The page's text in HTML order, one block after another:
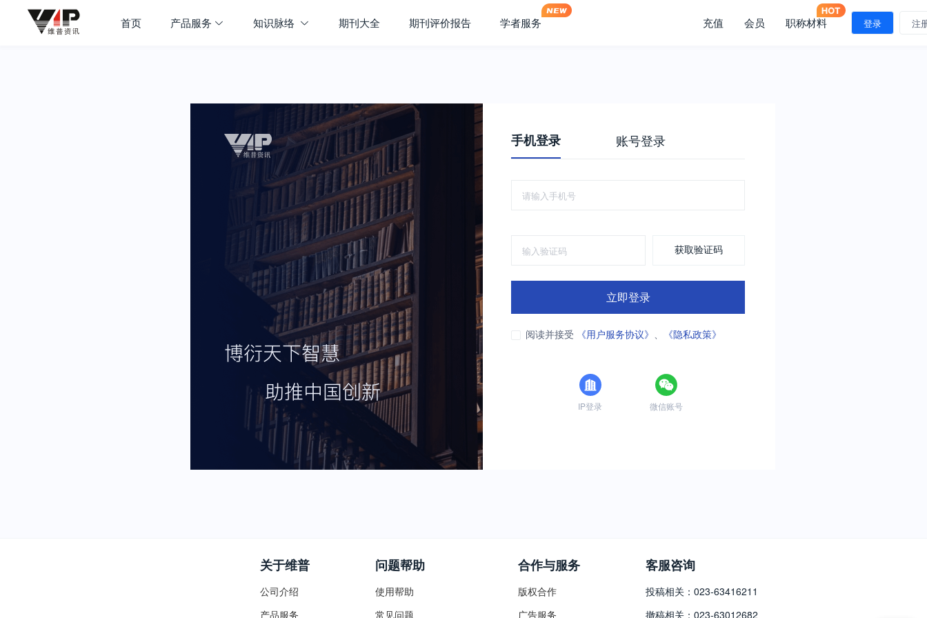
首页 产品服务 知识脉络 期刊大全 期刊评价报告 学者服务 充值 会员 职称材料 登录 注
手机登录 账号登录
获取验证码
立即登录
阅读并接受 《用户服务协议》 、 《隐私政策》
IP登录 微信账号
关于维普
公司介绍
产品服务
问题帮助
使用帮助
常见问题
合作与服务
版权合作
广告服务
客服咨询
投稿相关：023-63416211
撤稿相关：023-63012682